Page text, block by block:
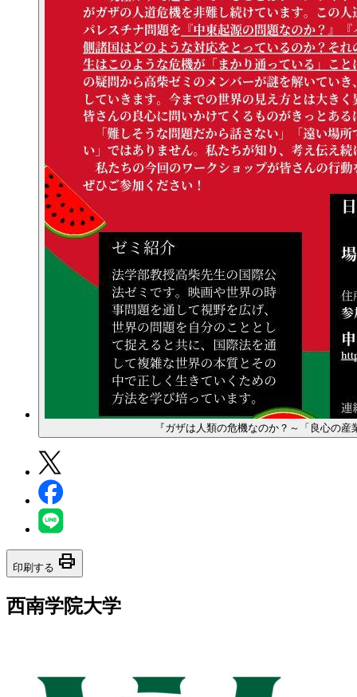
『ガザは人類の危機なのか？～「良心の
印刷する print
西南学院大学